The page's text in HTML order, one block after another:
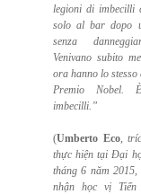
legioni di imbecilli
solo albar dopo
senza
Venivano subito
ora hanno lo
Premio Nobel.
imbecilli.”
(Umberto Eco,
thực hiện tại Đại
tháng 6 năm
nhận học vị